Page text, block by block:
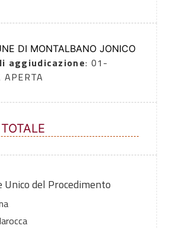
DI MONTALBANO JONICO
aggiudicazione: 01-
APERTA
Unico del Procedimento